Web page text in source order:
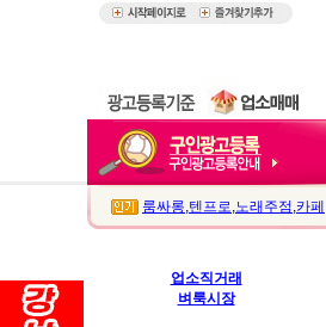
룸싸롱,텐프로,노래주점 ,카페
업소직거래
벼룩시장